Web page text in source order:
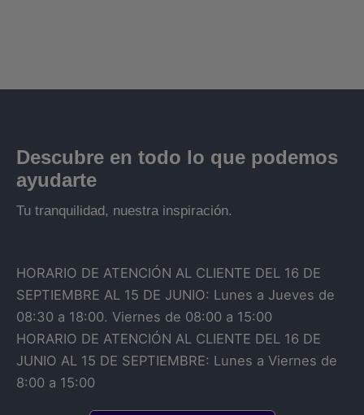
Descubre en todo lo que podemos
ayudarte
Tu tranquilidad, nuestra inspiración.
HORARIO DE ATENCIÓN AL CLIENTE DEL 16 DE
SEPTIEMBRE AL 15 DE JUNIO: Lunes a Jueves de
08:30 a 18:00. Viernes de 08:00 a 15:00
HORARIO DE ATENCIÓN AL CLIENTE DEL 16 DE
JUNIO AL 15 DE SEPTIEMBRE: Lunes a Viernes de
8:00 a 15:00